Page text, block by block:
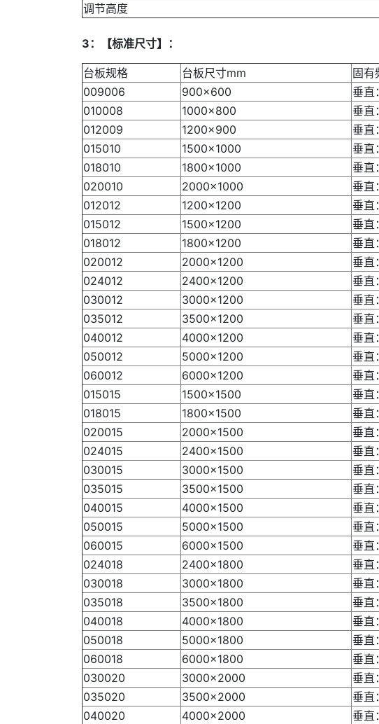
调节高度
3：【标准尺寸】：
台板规格 台板尺寸mm 固有
009006
900×600 垂
010008
1000×800 垂
012009
1200×900 垂
015010
1500×1000 垂
018010
1800×1000 垂
020010
2000×1000 垂
012012
1200×1200 垂
015012
1500×1200 垂
018012
1800×1200 垂
020012
2000×1200 垂
024012
2400×1200 垂
030012
3000×1200 垂
035012
3500×1200 垂
040012
4000×1200 垂
050012
5000×1200 垂
060012
6000×1200 垂
015015
1500×1500 垂
018015
1800×1500 垂
020015
2000×1500 垂
024015
2400×1500 垂
030015
3000×1500 垂
035015
3500×1500 垂
040015
4000×1500 垂
050015
5000×1500 垂
060015
6000×1500 垂
024018
2400×1800 垂
030018
3000×1800 垂
035018
3500×1800 垂
040018
4000×1800 垂
050018
5000×1800 垂
060018
6000×1800 垂
030020
3000×2000 垂
035020
3500×2000 垂
040020
4000×2000 垂